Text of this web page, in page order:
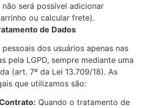
será possível adicionar
ou calcular frete).
de Dados
dos usuários apenas nas
pela LGPD, sempre mediante uma
(art. 7º da Lei 13.709/18). As
que utilizamos são:
Quando o tratamento de